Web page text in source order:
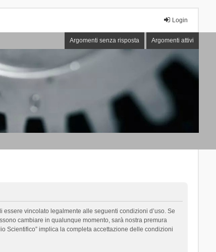
Login
Argomenti senza risposta Argomenti attivi
essere vincolato legalmente alle seguenti condizioni d’uso. Se
cambiare in qualunque momento, sarà nostra premura
Scientifico” implica la completa accettazione delle condizioni